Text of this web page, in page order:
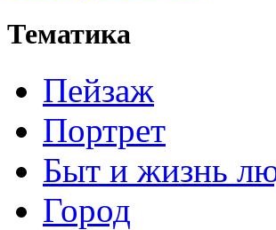
Тематика
Пейзаж
Портрет
Быт и жизнь
Город